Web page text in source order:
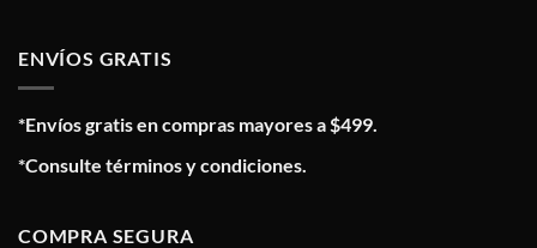
ENVÍOS GRATIS
*Envíos gratis en compras mayores a $499.
*Consulte términos y condiciones.
COMPRA SEGURA